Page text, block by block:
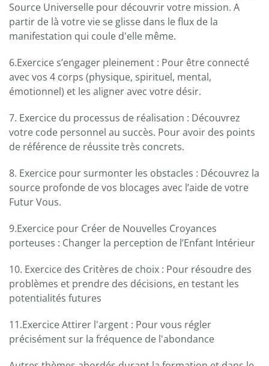
Source Universelle pour découvrir votre mission. A
partir de là votre vie se glisse dans le flux de la
manifestation qui coule d'elle même.
6.Exercice s’engager pleinement : Pour être connecté
avec vos 4 corps (physique, spirituel, mental,
émotionnel) et les aligner avec votre désir.
7. Exercice du processus de réalisation : Découvrez
votre code personnel au succès. Pour avoir des points
de référence de réussite très concrets.
8. Exercice pour surmonter les obstacles : Découvrez la
source profonde de vos blocages avec l’aide de votre
Futur Vous.
9.Exercice pour Créer de Nouvelles Croyances
porteuses : Changer la perception de l’Enfant Intérieur
10. Exercice des Critères de choix : Pour résoudre des
problèmes et prendre des décisions, en testant les
potentialités futures
11.Exercice Attirer l'argent : Pour vous régler
précisément sur la fréquence de l'abondance